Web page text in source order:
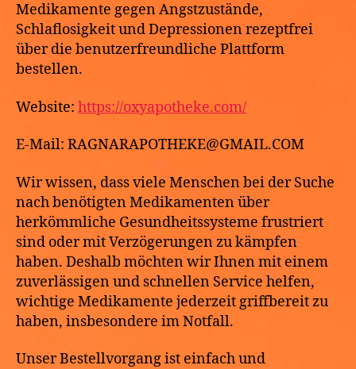
Medikamente gegen Angstzustände,
Schlaflosigkeit und Depressionen rezeptfrei
über die benutzerfreundliche Plattform
bestellen.
Website: https://oxyapotheke.com/
E-Mail: RAGNARAPOTHEKE@GMAIL.COM
Wir wissen, dass viele Menschen bei der Suche
nach benötigten Medikamenten über
herkömmliche Gesundheitssysteme frustriert
sind oder mit Verzögerungen zu kämpfen
haben. Deshalb möchten wir Ihnen mit einem
zuverlässigen und schnellen Service helfen,
wichtige Medikamente jederzeit griffbereit zu
haben, insbesondere im Notfall.
Unser Bestellvorgang ist einfach und